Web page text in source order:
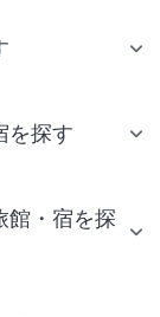
を探す
館・宿を探